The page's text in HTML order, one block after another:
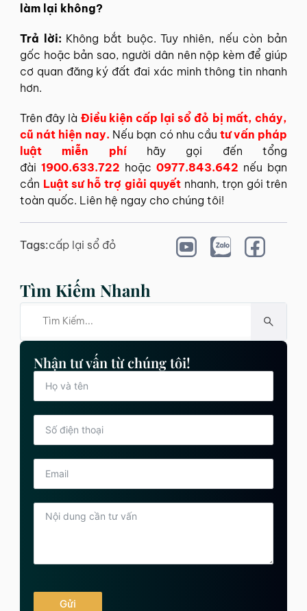
làm lại không?
Trả lời: Không bắt buộc. Tuy nhiên, nếu còn bản
gốc hoặc bản sao, người dân nên nộp kèm để giúp
cơ quan đăng ký đất đai xác minh thông tin nhanh
hơn.
Trên đây là Điều kiện cấp lại sổ đỏ bị mất, cháy,
cũ nát hiện nay. Nếu bạn có nhu cầu tư vấn pháp
luật miễn phí
hãy gọi đến tổng
đài 1900.633.722 hoặc 0977.843.642 nếu bạn
cần Luật sư hỗ trợ giải quyết nhanh, trọn gói trên
toàn quốc. Liên hệ ngay cho chúng tôi!
Tags:cấp lại sổ đỏ
Tìm Kiếm Nhanh
Nhận tư vấn từ chúng tôi!
Gửi